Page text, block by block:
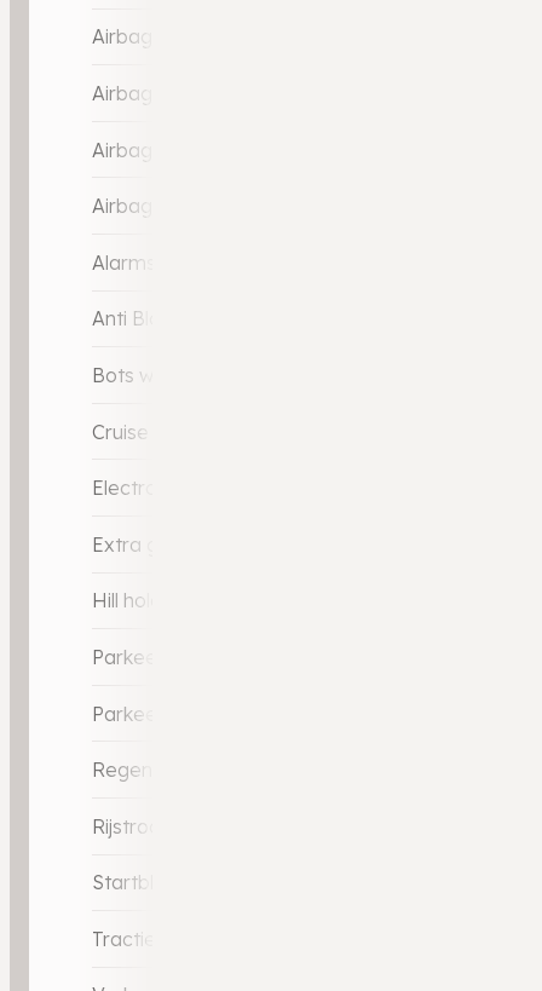
Airbag(s) hoofd voor
Airbag(s) side voor
Airbag bestuurder
Airbag passagier
Alarmsysteem
Anti Blokkeer Systeem (ABS)
Bots waarschuwing systeem
Cruise control
Electronic Stability Program (ESP)
Extra getint glas
Hill hold-functie
Parkeersensor achter
Parkeersensor voor
Regensensor
Rijstrooksensor met correctie
Startblokkering
Tractie Controle Systeem (TCS)